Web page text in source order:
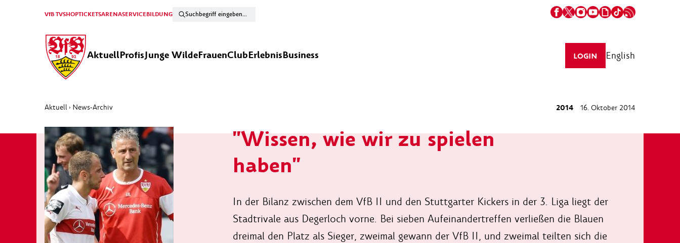
VfB TVSHOPTICKETSARENASERVICEBILDUNG
AktuellProfisJunge WildeFrauenClubErlebnisBusiness LOGIN English
Aktuell › News-Archiv 2014 16. Oktober 2014
"Wissen, wie wir zu spielen
haben"
In der Bilanz zwischen dem VfB II und den Stuttgarter Kickers in der 3. Liga liegt der
Stadtrivale aus Degerloch vorne. Bei sieben Aufeinandertreffen verließen die Blauen
dreimal den Platz als Sieger, zweimal gewann der VfB II, und zweimal teilten sich die